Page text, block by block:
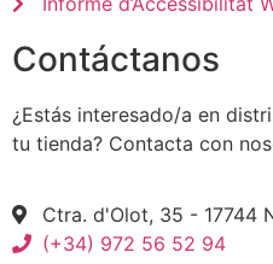
Contáctanos
¿Estás interesado/a en
tu tienda? Contacta con
Ctra. d'Olot, 35 - 17744
(+34) 972 56 52 94